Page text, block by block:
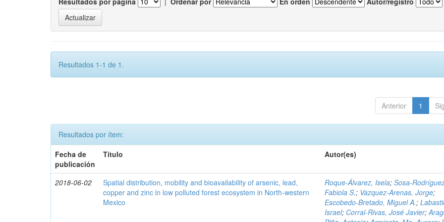
Resultados 1-1 de 1.
Anterior 1
Resultados por ítem:
Fecha de
publicación
Título Autor(es)
2018-06-02
Spatial distribution, mobility and bioavailability of arsenic, lead,
copper and zinc in low polluted forest ecosystem in North-western
Mexico
Roque-Álvarez, Isela;Sosa-
Fabiola S.; Vazquez-Arenas, Jorge;
Escobedo-Bretado, Miguel A.;
Israel; Corral-Rivas, José Javier;